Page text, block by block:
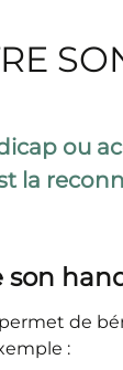
ou
la
de
: